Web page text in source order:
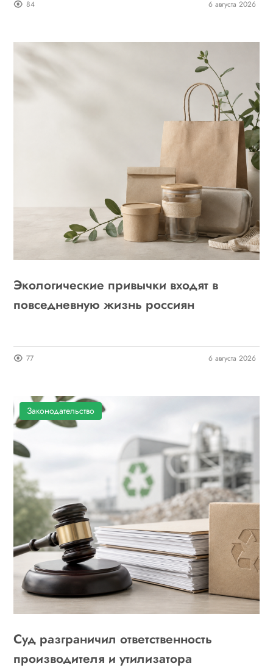
84 6 августа 2026
Экологические привычки входят в
повседневную жизнь россиян
77 6 августа 2026
Законодательство
Суд разграничил ответственность
производителя и утилизатора